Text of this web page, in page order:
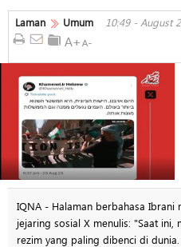
Laman Umum 10:49 - August
IQNA - Halaman berbahasa Ibrani
jejaring sosial X menulis: "Saat ini,
rezim yang paling dibenci di